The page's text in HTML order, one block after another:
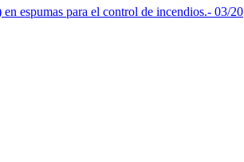
espumas para el control de incendios.- 03/20